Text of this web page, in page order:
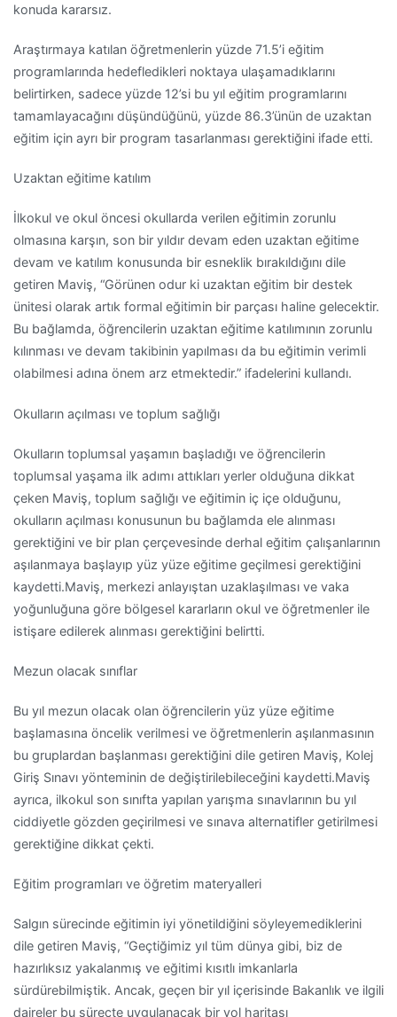
konuda kararsız.
Araştırmaya katılan öğretmenlerin yüzde 71.5’i eğitim
programlarında hedefledikleri noktaya ulaşamadıklarını
belirtirken, sadece yüzde 12’si bu yıl eğitim programlarını
tamamlayacağını düşündüğünü, yüzde 86.3’ünün de uzaktan
eğitim için ayrı bir program tasarlanması gerektiğini ifade etti.
Uzaktan eğitime katılım
İlkokul ve okul öncesi okullarda verilen eğitimin zorunlu
olmasına karşın, son bir yıldır devam eden uzaktan eğitime
devam ve katılım konusunda bir esneklik bırakıldığını dile
getiren Maviş, “Görünen odur ki uzaktan eğitim bir destek
ünitesi olarak artık formal eğitimin bir parçası haline gelecektir.
Bu bağlamda, öğrencilerin uzaktan eğitime katılımının zorunlu
kılınması ve devam takibinin yapılması da bu eğitimin verimli
olabilmesi adına önem arz etmektedir.” ifadelerini kullandı.
Okulların açılması ve toplum sağlığı
Okulların toplumsal yaşamın başladığı ve öğrencilerin
toplumsal yaşama ilk adımı attıkları yerler olduğuna dikkat
çeken Maviş, toplum sağlığı ve eğitimin iç içe olduğunu,
okulların açılması konusunun bu bağlamda ele alınması
gerektiğini ve bir plan çerçevesinde derhal eğitim çalışanlarının
aşılanmaya başlayıp yüz yüze eğitime geçilmesi gerektiğini
kaydetti.Maviş, merkezi anlayıştan uzaklaşılması ve vaka
yoğunluğuna göre bölgesel kararların okul ve öğretmenler ile
istişare edilerek alınması gerektiğini belirtti.
Mezun olacak sınıflar
Bu yıl mezun olacak olan öğrencilerin yüz yüze eğitime
başlamasına öncelik verilmesi ve öğretmenlerin aşılanmasının
bu gruplardan başlanması gerektiğini dile getiren Maviş, Kolej
Giriş Sınavı yönteminin de değiştirilebileceğini kaydetti.Maviş
ayrıca, ilkokul son sınıfta yapılan yarışma sınavlarının bu yıl
ciddiyetle gözden geçirilmesi ve sınava alternatifler getirilmesi
gerektiğine dikkat çekti.
Eğitim programları ve öğretim materyalleri
Salgın sürecinde eğitimin iyi yönetildiğini söyleyemediklerini
dile getiren Maviş, “Geçtiğimiz yıl tüm dünya gibi, biz de
hazırlıksız yakalanmış ve eğitimi kısıtlı imkanlarla
sürdürebilmiştik. Ancak, geçen bir yıl içerisinde Bakanlık ve ilgili
daireler bu süreçte uygulanacak bir yol haritası